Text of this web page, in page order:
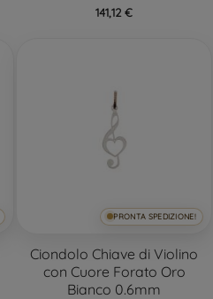
141,12 €
PRONTA SPEDIZIONE!
Ciondolo Chiave di Violino
con Cuore Forato Oro
Bianco 0.6mm